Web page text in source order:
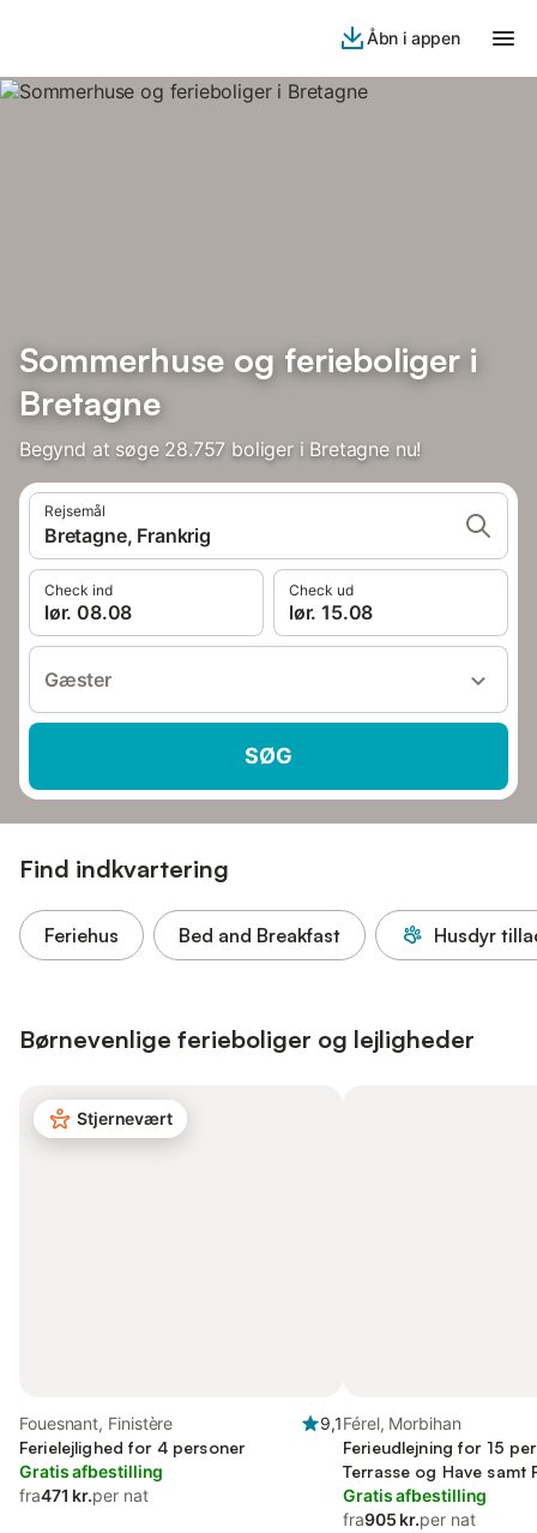
Åbn i appen
Sommerhuse og ferieboliger i
Bretagne
Begynd at søge 28.757 boliger i Bretagne nu!
Rejsemål
Bretagne, Frankrig
Check ind
lør. 08.08
Check ud
lør. 15.08
Gæster
SØG
Find indkvartering
Feriehus Bed and Breakfast Husdyr
Børnevenlige ferieboliger og lejligheder
Stjernevært
Fouesnant, Finistère
9,1
Ferielejlighed for 4 personer
Gratis afbestilling
fra471 kr.per nat
Férel, Morbihan
Ferieudlejning for 15
Terrasse og Have samt
Gratis afbestilling
fra905 kr.per nat